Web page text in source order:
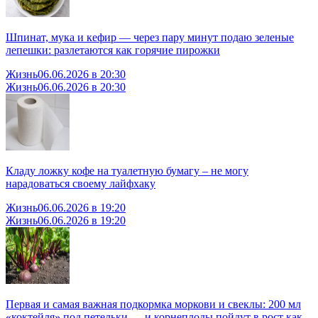
Шпинат, мука и кефир — через пару минут подаю зеленые
лепешки: разлетаются как горячие пирожки
Жизнь06.06.2026 в 20:30
Жизнь06.06.2026 в 20:30
Кладу ложку кофе на туалетную бумагу – не могу
нарадоваться своему лайфхаку
Жизнь06.06.2026 в 19:20
Жизнь06.06.2026 в 19:20
Первая и самая важная подкормка моркови и свеклы: 200 мл